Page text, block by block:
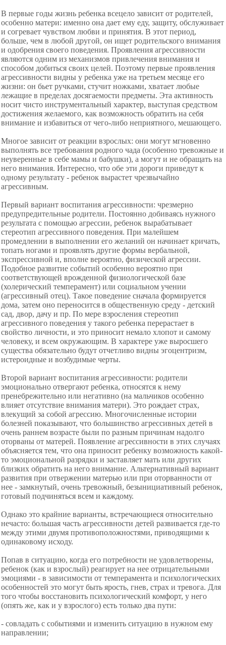
В первые годы жизнь ребенка всецело зависит от родителей,
особенно матери: именно она дает ему еду, защиту, обслуживает
и согревает чувством любви и принятия. В этот период,
больше, чем в любой другой, он ищет родительского внимания
и одобрения своего поведения. Проявления агрессивности
являются одним из механизмов привлечения внимания и
способом добиться своих целей. Поэтому первые проявления
агрессивности видны у ребенка уже на третьем месяце его
жизни: он бьет ручками, стучит ножками, хватает любые
лежащие в пределах досягаемости предметы. Эта активность
носит чисто инструментальный характер, выступая средством
достижения желаемого, как возможность обратить на себя
внимание и избавиться от чего-либо неприятного, мешающего.
Многое зависит от реакции взрослых: они могут мгновенно
выполнять все требования родного чада (особенно тревожные и
неуверенные в себе мамы и бабушки), а могут и не обращать на
него внимания. Интересно, что обе эти дороги приведут к
одному результату - ребенок вырастет чрезвычайно
агрессивным.
Первый вариант воспитания агрессивности: чрезмерно
предупредительные родители. Постоянно добиваясь нужного
результата с помощью агрессии, ребенок вырабатывает
стереотип агрессивного поведения. При малейшем
промедлении в выполнении его желаний он начинает кричать,
топать ногами и проявлять другие формы вербальной,
экспрессивной и, вполне вероятно, физической агрессии.
Подобное развитие событий особенно вероятно при
соответствующей врожденной физиологической базе
(холерический темперамент) или социальном учении
(агрессивный отец). Такое поведение сначала формируется
дома, затем оно переносится в общественную среду - детский
сад, двор, дачу и пр. По мере взросления стереотип
агрессивного поведения у такого ребенка перерастает в
свойство личности, и это приносит немало хлопот и самому
человеку, и всем окружающим. В характере уже выросшего
существа обязательно будут отчетливо видны эгоцентризм,
истероидные и возбудимые черты.
Второй вариант воспитания агрессивности: родители
эмоционально отвергают ребенка, относятся к нему
пренебрежительно или негативно (на мальчиков особенно
влияет отсутствие внимания матери). Это рождает страх,
влекущий за собой агрессию. Многочисленные истории
болезней показывают, что большинство агрессивных детей в
очень раннем возрасте были по разным причинам надолго
оторваны от матерей. Появление агрессивности в этих случаях
объясняется тем, что она приносит ребенку возможность какой-
то эмоциональной разрядки и заставляет мать или других
близких обратить на него внимание. Альтернативный вариант
развития при отвержении матерью или при оторванности от
нее - замкнутый, очень тревожный, безынициативный ребенок,
готовый подчиняться всем и каждому.
Однако это крайние варианты, встречающиеся относительно
нечасто: большая часть агрессивности детей развивается где-то
между этими двумя противоположностями, приводящими к
одинаковому исходу.
Попав в ситуацию, когда его потребности не удовлетворены,
ребенок (как и взрослый) реагирует на нее отрицательными
эмоциями - в зависимости от темперамента и психологических
особенностей это могут быть ярость, гнев, страх и тревога. Для
того чтобы восстановить психологический комфорт, у него
(опять же, как и у взрослого) есть только два пути:
- совладать с событиями и изменить ситуацию в нужном ему
направлении;